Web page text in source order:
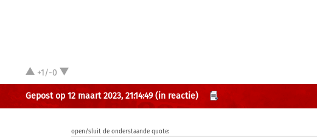
+1/-0
Gepost op 12 maart 2023, 21:14:49 (in reactie)
open/sluit de onderstaande quote: